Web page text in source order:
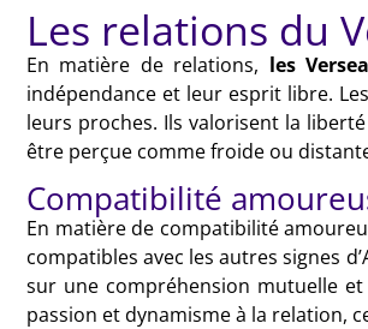
Les relations du
En matière de relations, les
indépendance et leur esprit libre.
leurs proches. Ils valorisent la
être perçue comme froide ou
Compatibilité
En matière de compatibilité
compatibles avec les autres signes
sur une compréhension mutuelle
passion et dynamisme à la relation,